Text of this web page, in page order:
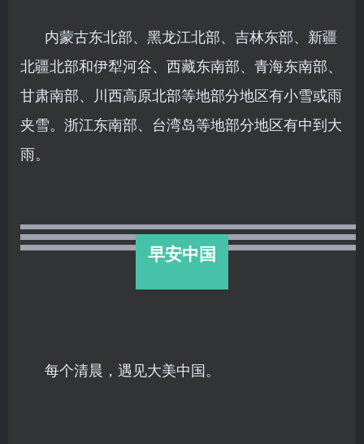
内蒙古东北部、黑龙江北部、吉林东部、新疆
北疆北部和伊犁河谷、西藏东南部、青海东南部、
甘肃南部、川西高原北部等地部分地区有小雪或雨
夹雪。浙江东南部、台湾岛等地部分地区有中到大
雨。
早安中国
每个清晨，遇见大美中国。